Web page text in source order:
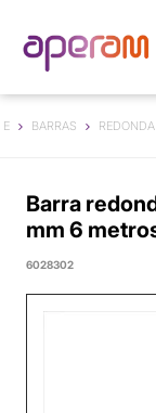
BARRAS REDONDA
Barra
mm 6
6028302